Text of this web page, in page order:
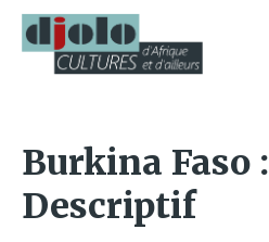
Burkina Faso
Descriptif